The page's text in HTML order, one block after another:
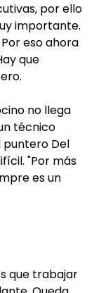
por ello
importante.
eso ahora
que
no llega
técnico
puntero Del
"Por más
es un
que trabajar